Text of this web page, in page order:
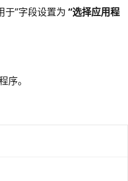
于”字段设置为 “选择应用程
序。